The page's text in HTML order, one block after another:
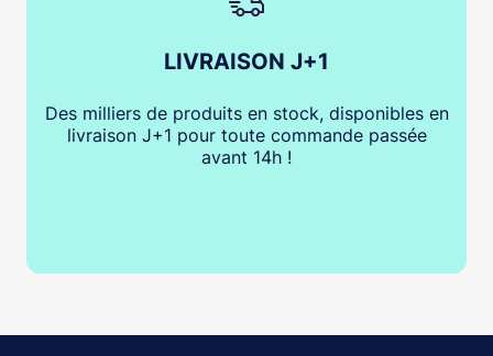
LIVRAISON J+1
Des milliers de produits en stock, disponibles en
livraison J+1 pour toute commande passée
avant 14h !